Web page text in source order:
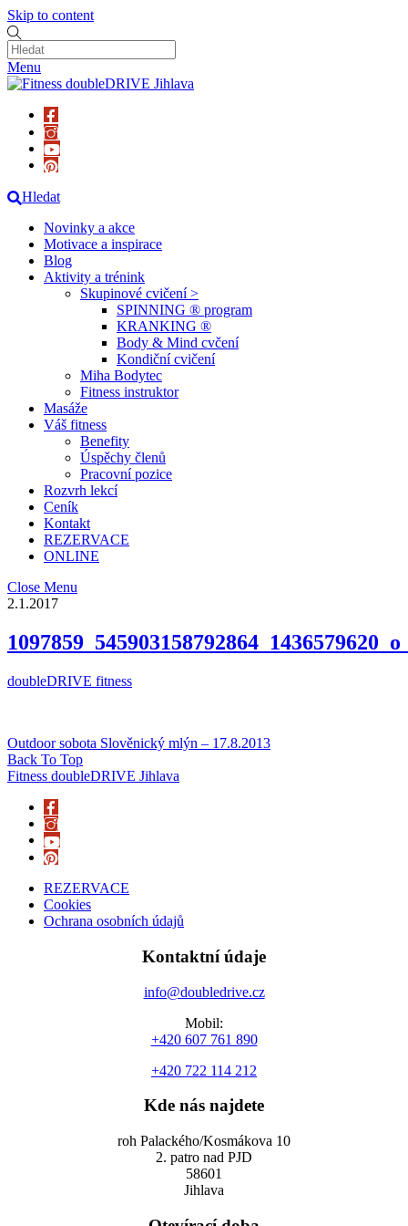
Skip to content
Menu
Hledat
Novinky a akce
Motivace a inspirace
Blog
Aktivity a trénink
Skupinové cvičení >
SPINNING ® program
KRANKING ®
Body & Mind cvčení
Kondiční cvičení
Miha Bodytec
Fitness instruktor
Masáže
Váš fitness
Benefity
Úspěchy členů
Pracovní pozice
Rozvrh lekcí
Ceník
Kontakt
REZERVACE
ONLINE
Close Menu
2.1.2017
doubleDRIVE fitness
Outdoor sobota Slověnický mlýn – 17.8.2013
Back To Top
Fitness doubleDRIVE Jihlava
REZERVACE
Cookies
Ochrana osobních údajů
Kontaktní údaje
info@doubledrive.cz
Mobil:
+420 607 761 890
+420 722 114 212
Kde nás najdete
roh Palackého/Kosmákova 10
2. patro nad PJD
58601
Jihlava